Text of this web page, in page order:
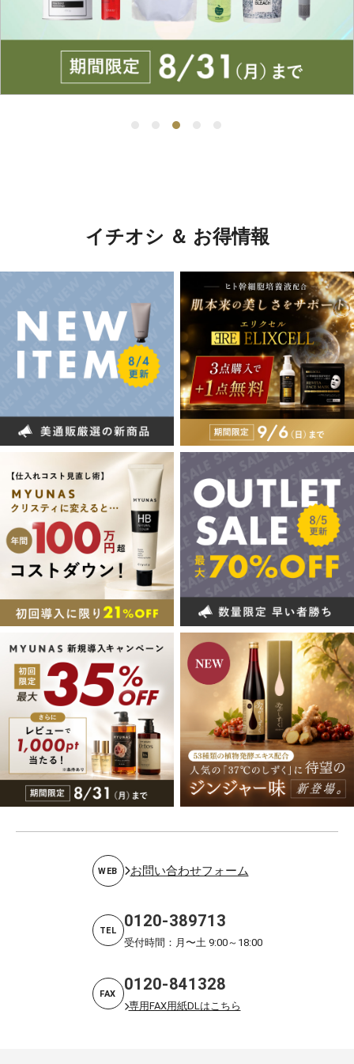
イチオシ ＆ お得情報
WEB お問い合わせフォーム
TEL 0120-389713
受付時間：月〜土 9:00～18:00
FAX 0120-841328
専用FAX用紙DLはこちら